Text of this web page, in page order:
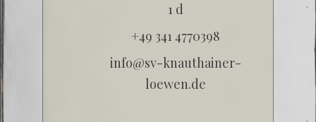
1 d
+49 341 4770398
info@sv-knauthainer-
loewen.de